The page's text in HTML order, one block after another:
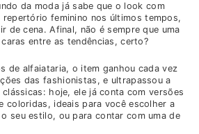
da moda já sabe que o look com
feminino nos últimos tempos,
de cena. Afinal, não é sempre que uma
entre as tendências, certo?
de alfaiataria, o item ganhou cada vez
das fashionistas, e ultrapassou a
hoje, ele já conta com versões
coloridas, ideais para você escolher a
seu estilo, ou para contar com uma de